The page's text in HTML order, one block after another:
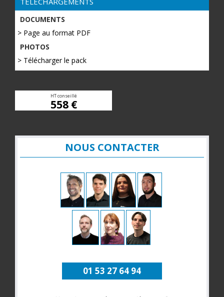
DOCUMENTS
> Page au format PDF
PHOTOS
> Télécharger le pack
HT conseillé
558 €
NOUS CONTACTER
01 53 27 64 94